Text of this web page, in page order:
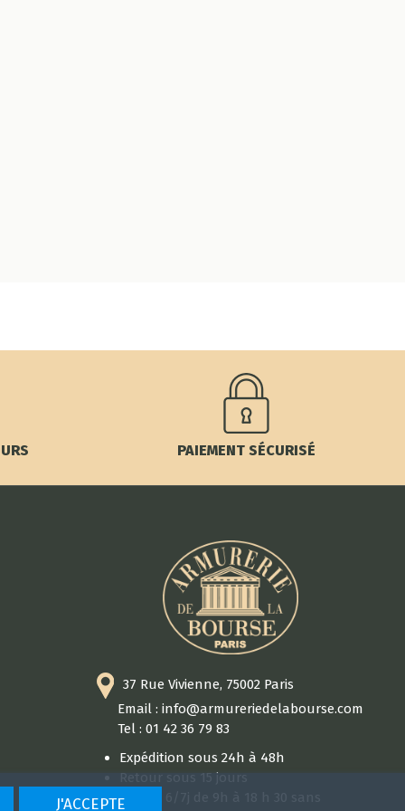
PAIEMENT SÉCURISÉ
37 Rue Vivienne, 75002 Paris
Email : info@armureriedelabourse.com
Tel : 01 42 36 79 83
Expédition sous 24h à 48h
Retour sous 15 jours
Ouvert 6/7j de 9h à 18 h 30 sans
J'ACCEPTE